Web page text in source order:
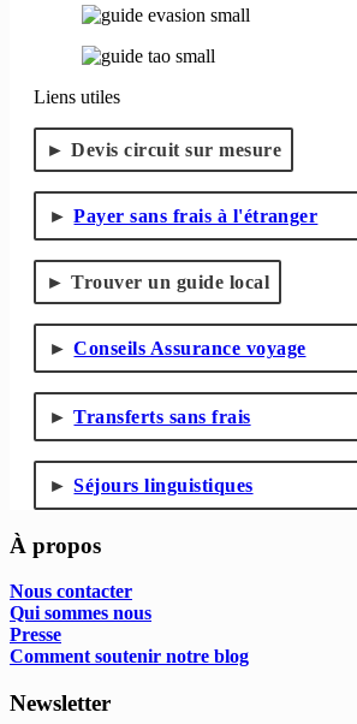
Liens utiles
Devis circuit sur mesure
Payer sans frais à l'étranger
Trouver un guide local
Conseils Assurance voyage
Transferts sans frais
Séjours linguistiques
À propos
Nous contacter
Qui sommes nous
Presse
Comment soutenir notre blog
Newsletter